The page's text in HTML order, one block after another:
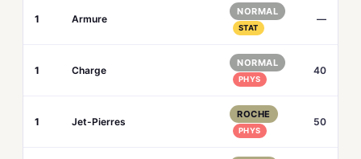
1 Armure
NORMAL
STAT
—
1 Charge
NORMAL
PHYS
40
1 Jet-Pierres
ROCHE
PHYS
50